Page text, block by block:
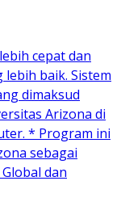
cepat dan
lebih baik. Sistem
dimaksud
Arizona di
* Program ini
sebagai
dan